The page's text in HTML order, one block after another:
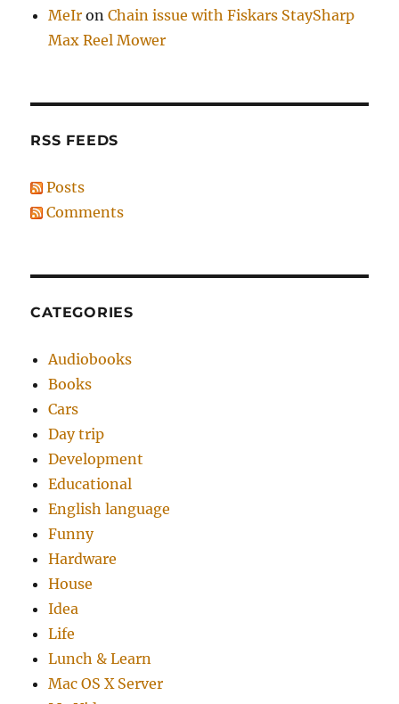
MeIr onChain issue with Fiskars StaySharp
Max Reel Mower
RSS FEEDS
Posts
Comments
CATEGORIES
Audiobooks
Books
Cars
Day trip
Development
Educational
English language
Funny
Hardware
House
Idea
Life
Lunch & Learn
Mac OS X Server